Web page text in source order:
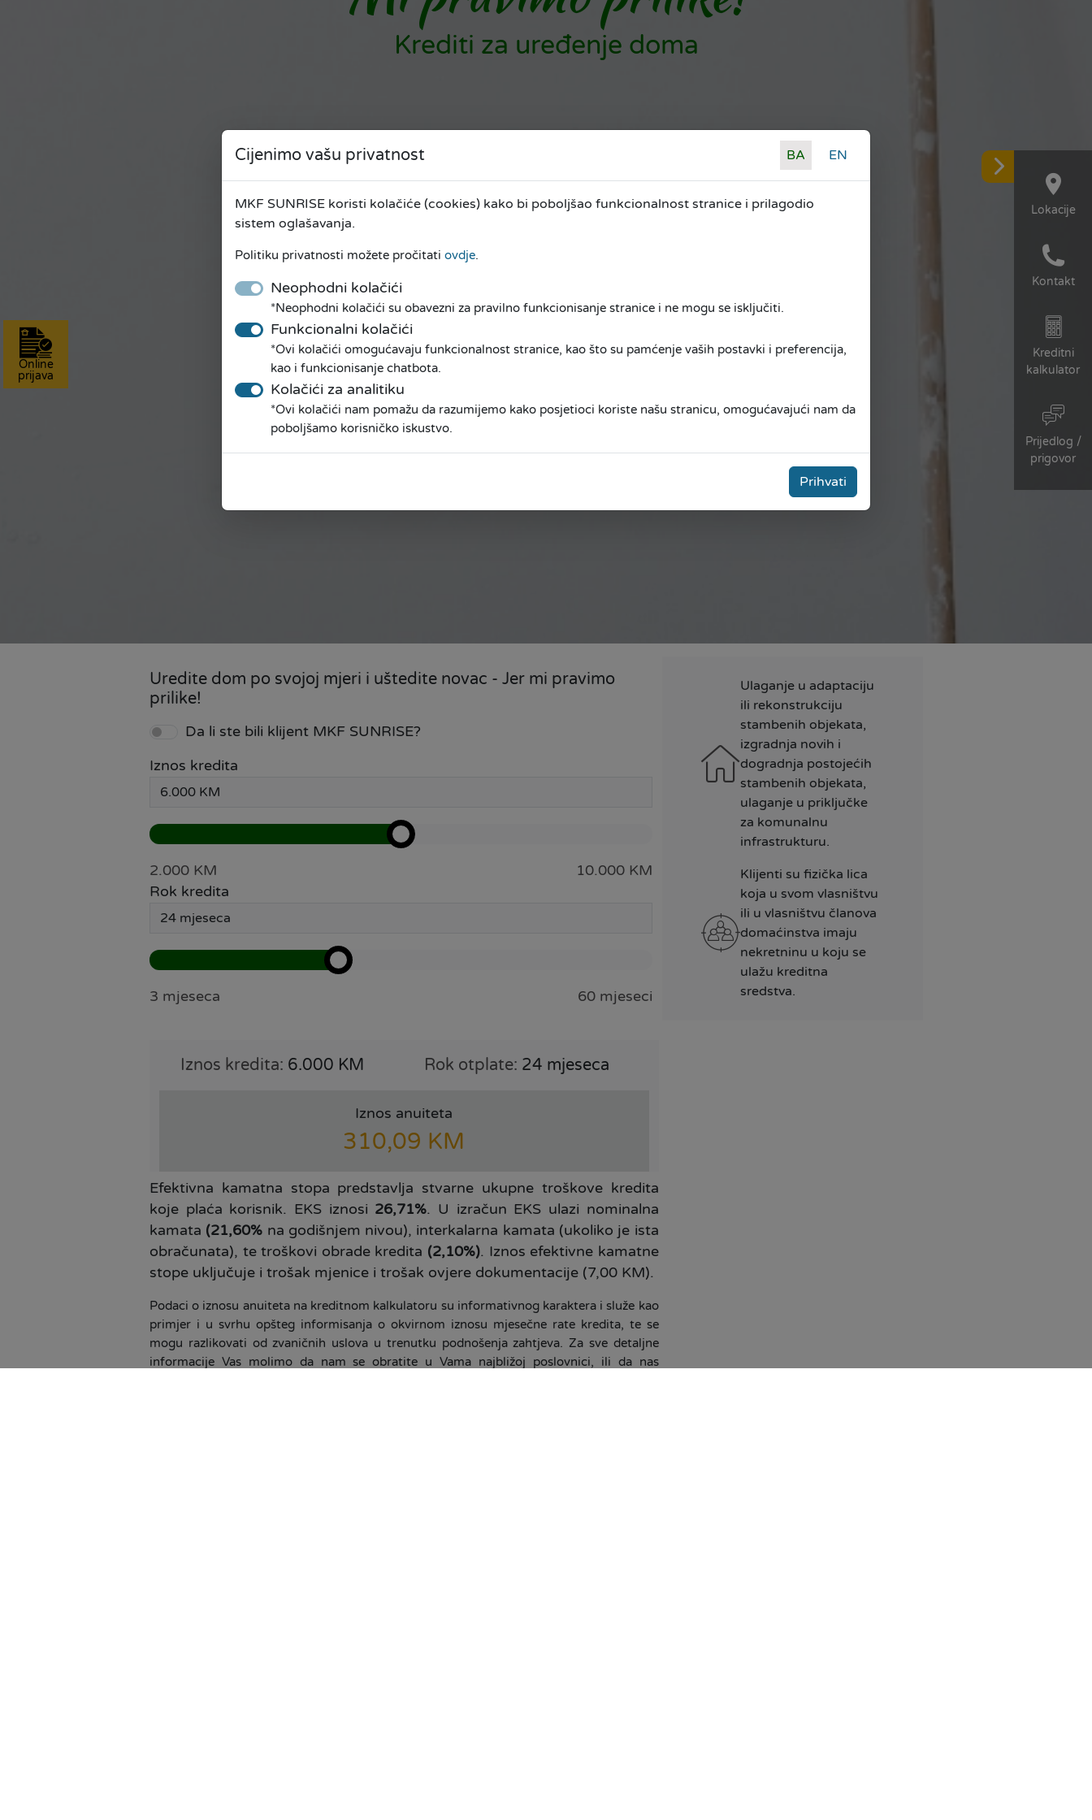
Online
prijava
Lokacije
Kontakt
Kreditni
kalkulator
Prijedlog /
prigovor
Krediti za uređenje doma
Uredite dom po svojoj mjeri i uštedite novac - Jer mi pravimo
prilike!
Da li ste bili klijent MKF SUNRISE?
Iznos kredita
2.000 KM
10.000 KM
Rok kredita
3 mjeseca 60 mjeseci
Ulaganje u adaptaciju
ili rekonstrukciju
stambenih objekata,
izgradnja novih i
dogradnja postojećih
stambenih objekata,
ulaganje u priključke
za komunalnu
infrastrukturu.
Klijenti su fizička lica
koja u svom vlasništvu
ili u vlasništvu članova
domaćinstva imaju
nekretninu u koju se
ulažu kreditna
sredstva.
Iznos kredita: 6.000 KM Rok otplate: 24 mjeseca
Iznos anuiteta
310,09 KM
Efektivna kamatna stopa predstavlja stvarne ukupne troškove kredita
koje plaća korisnik. EKS iznosi 26,71%. U izračun EKS ulazi nominalna
kamata (21,60% na godišnjem nivou), interkalarna kamata (ukoliko je ista
obračunata), te troškovi obrade kredita (2,10%). Iznos efektivne kamatne
stope uključuje i trošak mjenice i trošak ovjere dokumentacije (7,00 KM).
Podaci o iznosu anuiteta na kreditnom kalkulatoru su informativnog karaktera i služe kao
primjer i u svrhu opšteg informisanja o okvirnom iznosu mjesečne rate kredita, te se
mogu razlikovati od zvaničnih uslova u trenutku podnošenja zahtjeva. Za sve detaljne
informacije Vas molimo da nam se obratite u Vama najbližoj poslovnici, ili da nas
Cijenimo vašu privatnost BA EN
MKF SUNRISE koristi kolačiće (cookies) kako bi poboljšao funkcionalnost stranice i prilagodio
sistem oglašavanja.
Politiku privatnosti možete pročitati ovdje.
Neophodni kolačići
*Neophodni kolačići su obavezni za pravilno funkcionisanje stranice i ne mogu se isključiti.
Funkcionalni kolačići
*Ovi kolačići omogućavaju funkcionalnost stranice, kao što su pamćenje vaših postavki i preferencija,
kao i funkcionisanje chatbota.
Kolačići za analitiku
*Ovi kolačići nam pomažu da razumijemo kako posjetioci koriste našu stranicu, omogućavajući nam da
poboljšamo korisničko iskustvo.
Prihvati